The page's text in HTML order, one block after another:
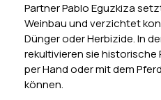
Partner Pablo Eguzkiza
Weinbau und verzichtet
Dünger oder Herbizide. In
rekultivieren sie historische
per Hand oder mit dem
können.